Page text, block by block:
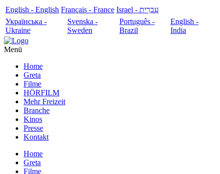
English - English Français - France
עִבְרִית - Israel
Українська -
Ukraine
Svenska -
Sweden
Português -
Brazil
English -
India
Menü
Home
Greta
Filme
HÖRFILM
Mehr Freizeit
Branche
Kinos
Presse
Kontakt
Home
Greta
Filme